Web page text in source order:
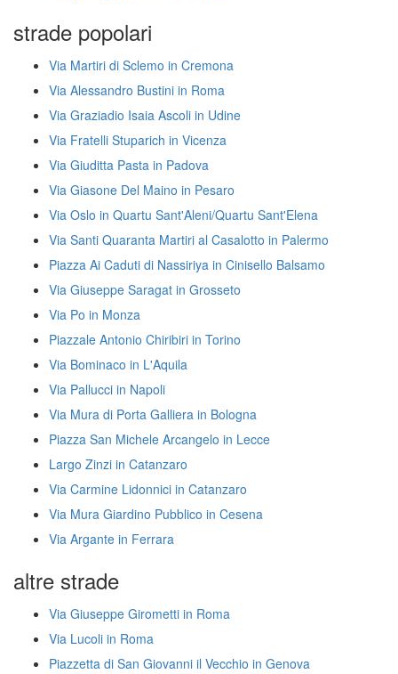
strade popolari
Via Martiri di Sclemo in Cremona
Via Alessandro Bustini in Roma
Via Graziadio Isaia Ascoli in Udine
Via Fratelli Stuparich in Vicenza
Via Giuditta Pasta in Padova
Via Giasone Del Maino in Pesaro
Via Oslo in Quartu Sant'Aleni/Quartu Sant'Elena
Via Santi Quaranta Martiri al Casalotto in Palermo
Piazza Ai Caduti di Nassiriya in Cinisello Balsamo
Via Giuseppe Saragat in Grosseto
Via Po in Monza
Piazzale Antonio Chiribiri in Torino
Via Bominaco in L'Aquila
Via Pallucci in Napoli
Via Mura di Porta Galliera in Bologna
Piazza San Michele Arcangelo in Lecce
Largo Zinzi in Catanzaro
Via Carmine Lidonnici in Catanzaro
Via Mura Giardino Pubblico in Cesena
Via Argante in Ferrara
altre strade
Via Giuseppe Girometti in Roma
Via Lucoli in Roma
Piazzetta di San Giovanni il Vecchio in Genova